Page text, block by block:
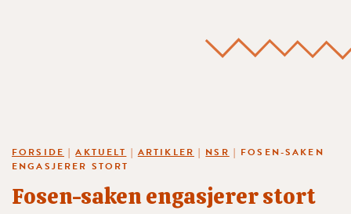
FORSIDE |AKTUELT | ARTIKLER | NSR | FOSEN-SAKEN
ENGASJERER STORT
Fosen-saken engasjerer stort